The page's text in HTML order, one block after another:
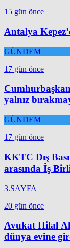
15 gün önce
Antalya
GÜNDEM
17 gün önce
yalnız
GÜNDEM
17 gün önce
KKTC Dış
arasında İş
3.SAYFA
20 gün önce
Avukat Hilal
dünya evine